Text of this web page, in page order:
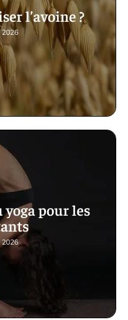
l’avoine ?
2026
yoga pour les
2026